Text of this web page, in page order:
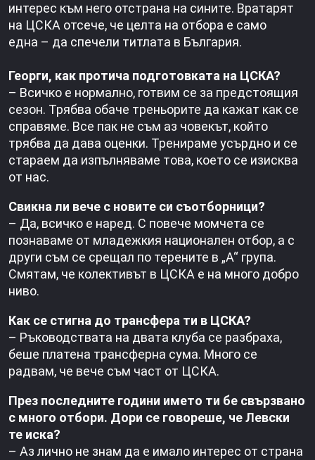
интерес към него отстрана на сините. Вратарят
на ЦСКА отсече, че целта на отбора е само
една – да спечели титлата в България.
Георги, как протича подготовката на ЦСКА?
– Всичко е нормално, готвим се за предстоящия
сезон. Трябва обаче треньорите да кажат как се
справяме. Все пак не съм аз човекът, който
трябва да дава оценки. Тренираме усърдно и се
стараем да изпълняваме това, което се изисква
от нас.
Свикна ли вече с новите си съотборници?
– Да, всичко е наред. С повече момчета се
познаваме от младежкия национален отбор, а с
други съм се срещал по терените в „А“ група.
Смятам, че колективът в ЦСКА е на много добро
ниво.
Как се стигна до трансфера ти в ЦСКА?
– Ръководствата на двата клуба се разбраха,
беше платена трансферна сума. Много се
радвам, че вече съм част от ЦСКА.
През последните години името ти бе свързвано
с много отбори. Дори се говореше, че Левски
те иска?
– Аз лично не знам да е имало интерес от страна